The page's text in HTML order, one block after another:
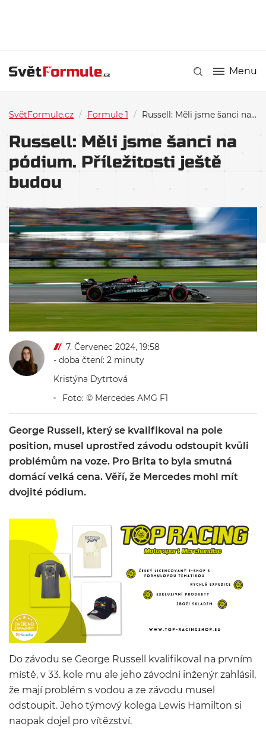
Menu
SvětFormule.cz / Formule 1 / Russell: Měli jsme šanci na pódium. Příležitosti ještě budou
Russell: Měli jsme šanci na
pódium. Příležitosti ještě
budou
7. Červenec 2024, 19:58
- doba čtení: 2 minuty
Kristýna Dytrtová
Foto: © Mercedes AMG F1
George Russell, který se kvalifikoval na pole
position, musel uprostřed závodu odstoupit kvůli
problémům na voze. Pro Brita to byla smutná
domácí velká cena. Věří, že Mercedes mohl mít
dvojité pódium.
Do závodu se George Russell kvalifikoval na prvním
místě, v 33. kole mu ale jeho závodní inženýr zahlásil,
že mají problém s vodou a ze závodu musel
odstoupit. Jeho týmový kolega Lewis Hamilton si
naopak dojel pro vítězství.